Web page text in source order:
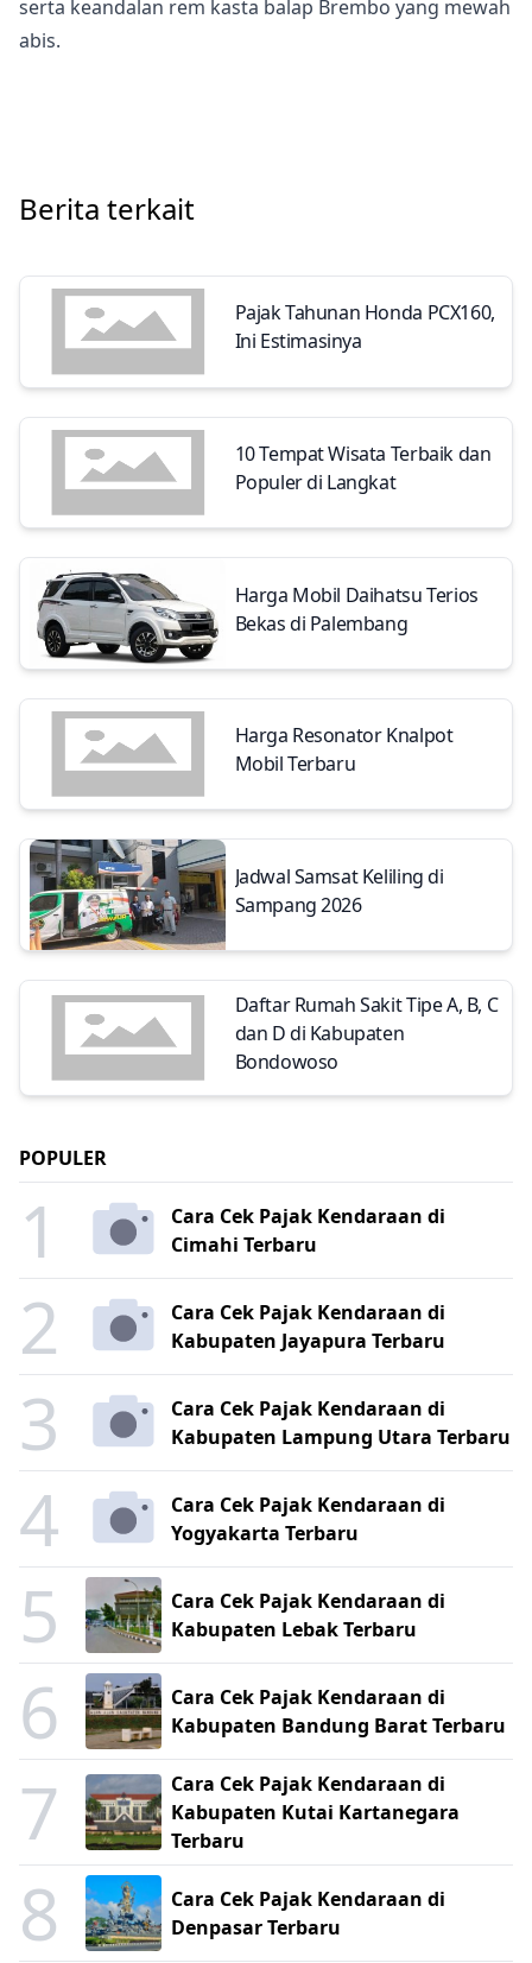
serta keandalan rem kasta balap Brembo yang mewah
abis.
Berita terkait
Pajak Tahunan Honda PCX160,
Ini Estimasinya
10 Tempat Wisata Terbaik dan
Populer di Langkat
Harga Mobil Daihatsu Terios
Bekas di Palembang
Harga Resonator Knalpot
Mobil Terbaru
Jadwal Samsat Keliling di
Sampang 2026
Daftar Rumah Sakit Tipe A, B, C
dan D di Kabupaten
Bondowoso
POPULER
1
Cara Cek Pajak Kendaraan di
Cimahi Terbaru
2
Cara Cek Pajak Kendaraan di
Kabupaten Jayapura Terbaru
3
Cara Cek Pajak Kendaraan di
Kabupaten Lampung Utara Terbaru
4
Cara Cek Pajak Kendaraan di
Yogyakarta Terbaru
5
Cara Cek Pajak Kendaraan di
Kabupaten Lebak Terbaru
6
Cara Cek Pajak Kendaraan di
Kabupaten Bandung Barat Terbaru
7
Cara Cek Pajak Kendaraan di
Kabupaten Kutai Kartanegara
Terbaru
8
Cara Cek Pajak Kendaraan di
Denpasar Terbaru